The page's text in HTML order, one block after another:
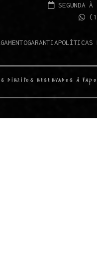
SEGUNDA
GARANTIAPOLÍTICAS
direitos reservados à